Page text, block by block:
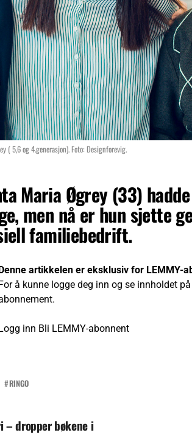
( 5,6 og 4.generasjon). Foto: Designforevig.
Maria Øgrey (33)
men nå er hun sjette
familiebedrift.
Denne artikkelen er eksklusiv for LEMMY-
For å kunne logge deg inn og se innholdet
Logg inn Bli LEMMY-abonnent
RINGO
– dropper bøkene i